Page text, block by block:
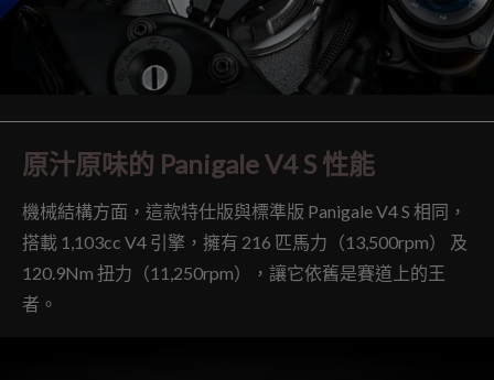
原汁原味的 Panigale V4 S 性能
機械結構方面，這款特仕版與標準版 Panigale V4 S 相同，
搭載 1,103cc V4 引擎，擁有 216 匹馬力（13,500rpm） 及
120.9Nm 扭力（11,250rpm），讓它依舊是賽道上的王
者。